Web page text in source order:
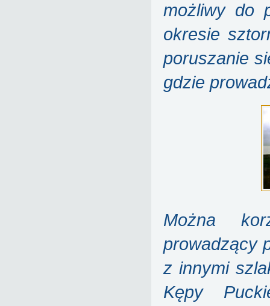
możliwy do
okresie
poruszanie
gdzie
Można
prowadzący
z innymi
Kępy